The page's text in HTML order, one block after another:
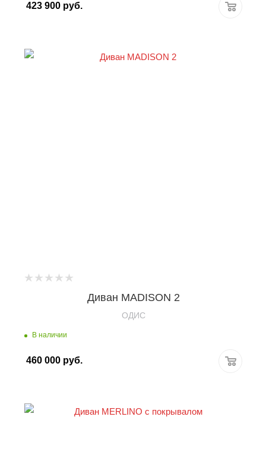
423 900 руб.
Диван MADISON 2
OДИС
В наличии
460 000 руб.